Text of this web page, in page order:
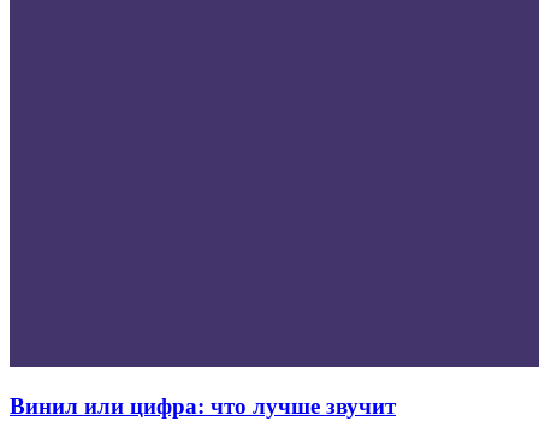
Винил или цифра: что лучше звучит